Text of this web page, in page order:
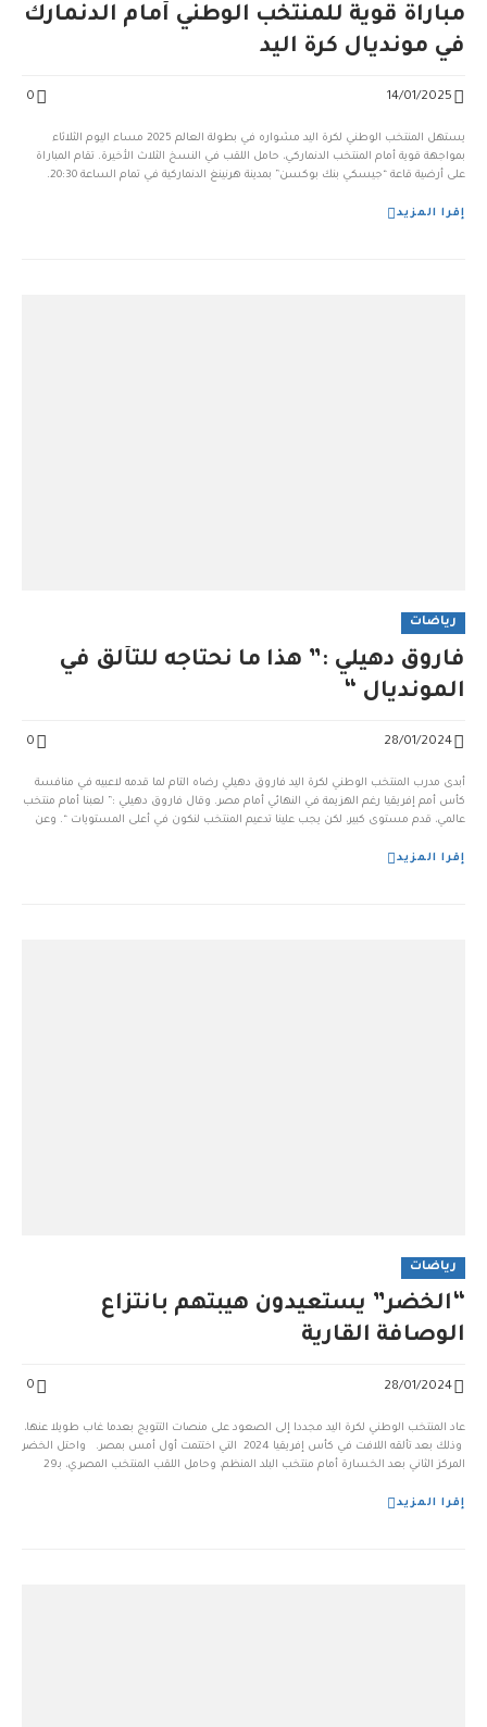
مباراة قوية للمنتخب الوطني أمام الدنمارك
في مونديال كرة اليد
14/01/2025
0
يستهل المنتخب الوطني لكرة اليد مشواره في بطولة العالم 2025 مساء اليوم الثلاثاء
بمواجهة قوية أمام المنتخب الدنماركي، حامل اللقب في النسخ الثلاث الأخيرة. تقام المباراة
على أرضية قاعة “جيسكي بنك بوكسن” بمدينة هرنينغ الدنماركية في تمام الساعة 20:30.
فعاليات...
إقرا المزيد
رياضات
فاروق دهيلي :” هذا ما نحتاجه للتألق في
المونديال “
28/01/2024
0
أبدى مدرب المنتخب الوطني لكرة اليد فاروق دهيلي رضاه التام لما قدمه لاعبيه في منافسة
كأس أمم إفريقيا رغم الهزيمة في النهائي أمام مصر. وقال فاروق دهيلي :” لعبنا أمام منتخب
عالمي، قدم مستوى كبير، لكن يجب علينا تدعيم المنتخب لنكون في أعلى المستويات “. وعن
إقرا المزيد
رياضات
“الخضر” يستعيدون هيبتهم بانتزاع
الوصافة القارية
28/01/2024
0
عاد المنتخب الوطني لكرة اليد مجددا إلى الصعود على منصات التتويج بعدما غاب طويلا عنها،
وذلك بعد تألقه اللافت في كأس إفريقيا 2024 التي اختتمت أول أمس بمصر. واحتل الخضر
المركز الثاني بعد الخسارة أمام منتخب البلد المنظم، وحامل اللقب المنتخب المصري، بـ29
إقرا المزيد